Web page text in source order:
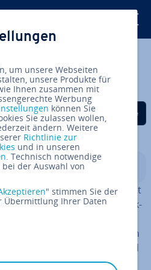
im
Facebook teilen
Auf Twitter teilen
Auf LinkedIn
Nextcloud-Al­ter­na­ti­ven gibt
sich jedoch deutlich bei Funk­
Wir zeigen,
An­for­de­run­gen eignen
Syncthing, Spar­kle­Sha­re und
um unsere Webseiten
unsere Produkte für
Ihnen zusammen mit
Werbung
können Sie
Sie zulassen wollen,
ändern. Weitere
Richtlinie zur
und in unseren
. Technisch notwendige
der Auswahl von
" stimmen Sie der
Übermittlung Ihrer Daten